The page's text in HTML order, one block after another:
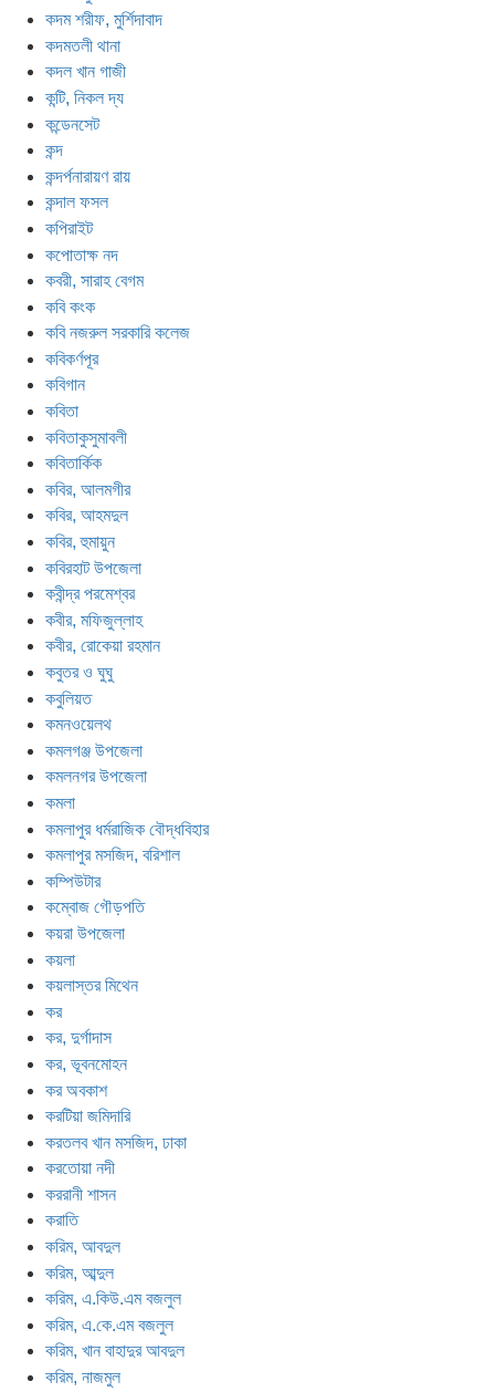
কদম শরীফ, মুর্শিদাবাদ
কদমতলী থানা
কদল খান গাজী
কন্টি, নিকল দ্য
কন্ডেনসেট
কন্দ
কন্দর্পনারায়ণ রায়
কন্দাল ফসল
কপিরাইট
কপোতাক্ষ নদ
কবরী, সারাহ বেগম
কবি কংক
কবি নজরুল সরকারি কলেজ
কবিকর্ণপূর
কবিগান
কবিতা
কবিতাকুসুমাবলী
কবিতার্কিক
কবির, আলমগীর
কবির, আহমদুল
কবির, হুমায়ুন
কবিরহাট উপজেলা
কবীন্দ্র পরমেশ্বর
কবীর, মফিজুল্লাহ
কবীর, রোকেয়া রহমান
কবুতর ও ঘুঘু
কবুলিয়ত
কমনওয়েলথ
কমলগঞ্জ উপজেলা
কমলনগর উপজেলা
কমলা
কমলাপুর ধর্মরাজিক বৌদ্ধবিহার
কমলাপুর মসজিদ, বরিশাল
কম্পিউটার
কম্বোজ গৌড়পতি
কয়রা উপজেলা
কয়লা
কয়লাস্তর মিথেন
কর
কর, দুর্গাদাস
কর, ভূবনমোহন
কর অবকাশ
করটিয়া জমিদারি
করতলব খান মসজিদ, ঢাকা
করতোয়া নদী
কররানী শাসন
করাতি
করিম, আবদুল
করিম, আব্দুল
করিম, এ.কিউ.এম বজলুল
করিম, এ.কে.এম বজলুল
করিম, খান বাহাদুর আবদুল
করিম, নাজমুল